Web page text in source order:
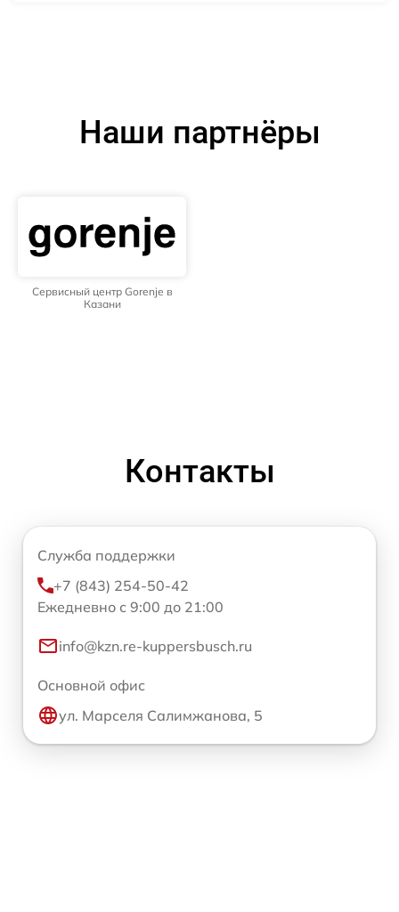
Наши партнёры
Сервисный центр Gorenje в
Казани
Контакты
Служба поддержки
+7 (843) 254-50-42
Ежедневно с 9:00 до 21:00
info@kzn.re-kuppersbusch.ru
Основной офис
ул. Марселя Салимжанова, 5